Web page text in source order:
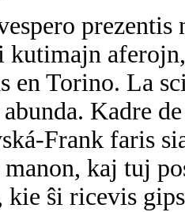
en Torino. La
Kadre
Frank faris
kaj tuj
kie ŝi ricevis